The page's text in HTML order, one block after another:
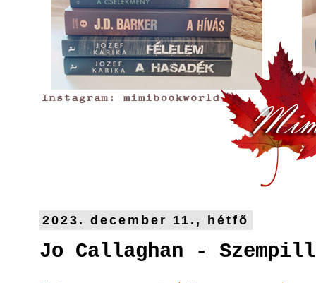
2023. december 11., hétfő
Jo Callaghan -